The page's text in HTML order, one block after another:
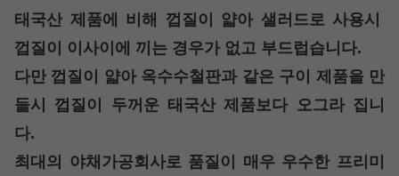
태국산 제품에 비해 껍질이 얇아 샐러드로 사용시
껍질이 이사이에 끼는 경우가 없고 부드럽습니다.
다만 껍질이 얇아 옥수수철판과 같은 구이 제품을 만
들시 껍질이 두꺼운 태국산 제품보다 오그라 집니
다.
최대의 야채가공회사로 품질이 매우 우수한 프리미